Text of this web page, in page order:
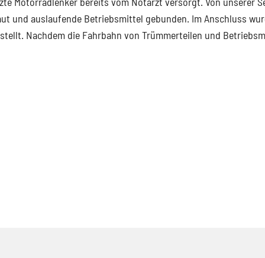
und auslaufende Betriebsmittel gebunden. Im Anschluss
Nachdem die Fahrbahn von Trümmerteilen und